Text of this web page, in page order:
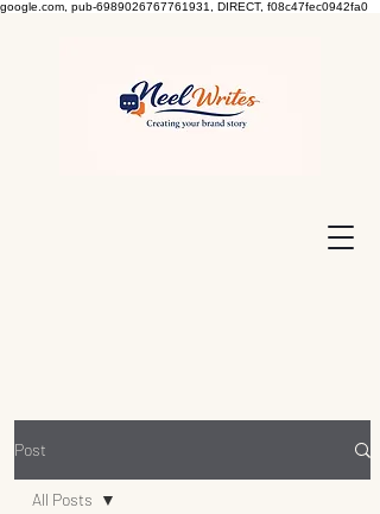
google.com, pub-6989026767761931, DIRECT, f08c47fec0942fa0
Post
All Posts